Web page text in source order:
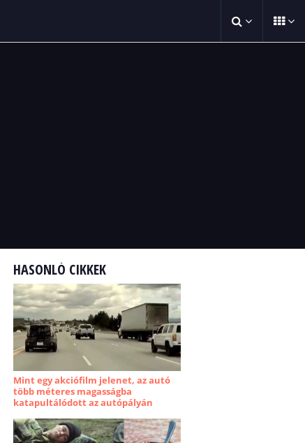
HASONLÓ CIKKEK
Mint egy akciófilm jelenet, az autó
több méteres magasságba
katapultálódott az autópályán